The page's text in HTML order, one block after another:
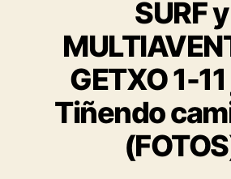
SURF y
GETXO 1-
Tiñendo